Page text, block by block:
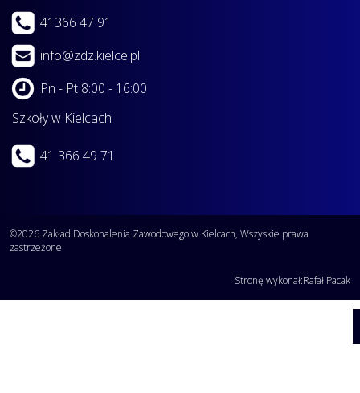
41366 47 91
info@zdz.kielce.pl
Pn - Pt 8:00 - 16:00
Szkoły w Kielcach
41 366 49 71
©2026 Zakład Doskonalenia Zawodowego w Kielcach, Wszyskie prawa
zastrzeżone
Stronę wykonał:Rafał Pacak